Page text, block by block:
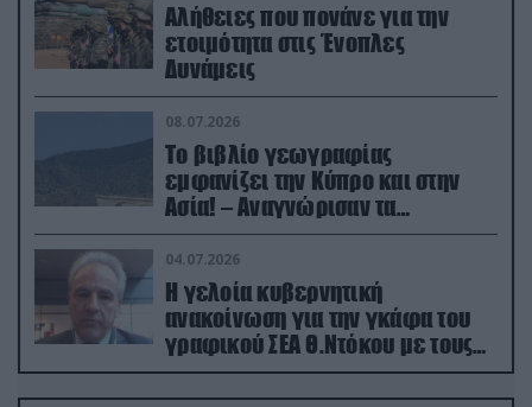
Αλήθειες που πονάνε για την
ετοιμότητα στις Ένοπλες
Δυνάμεις
08.07.2026
Το βιβλίο γεωγραφίας
εμφανίζει την Κύπρο και στην
Ασία! – Αναγνώρισαν τα
κατεχόμενα; (φωτο)
04.07.2026
Η γελοία κυβερνητική
ανακοίνωση για την γκάφα του
γραφικού ΣΕΑ Θ.Ντόκου με τους
Ρώσους φαρσέρ